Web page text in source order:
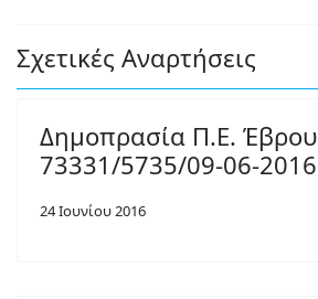
Σχετικές Αναρτήσεις
Δημοπρασία Π.Ε. Έβρου
73331/5735/09-06-2016
24 Ιουνίου 2016